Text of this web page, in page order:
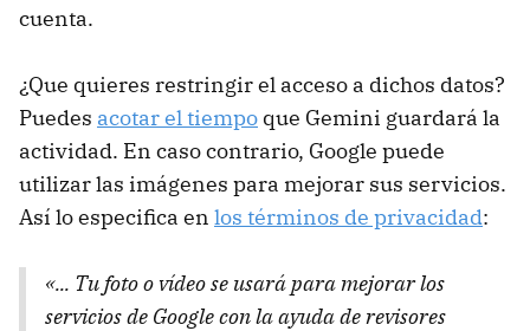
cuenta.
¿Que quieres restringir el acceso a dichos datos?
Puedes acotar el tiempo que Gemini guardará la
actividad. En caso contrario, Google puede
utilizar las imágenes para mejorar sus servicios.
Así lo especifica en los términos de privacidad:
«... Tu foto o vídeo se usará para mejorar los
servicios de Google con la ayuda de revisores